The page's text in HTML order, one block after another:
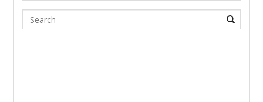
Search